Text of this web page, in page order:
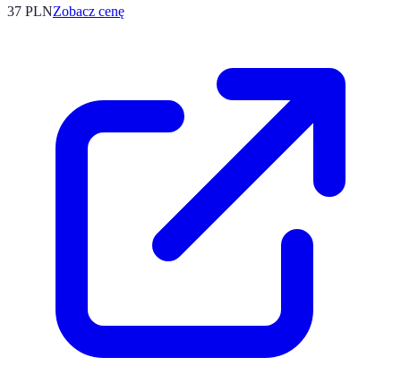
37 PLNZobacz cenę